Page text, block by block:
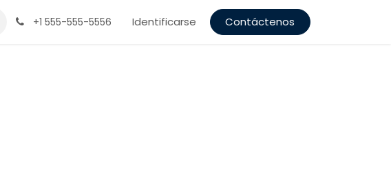
+1 555-555-5556 Identificarse Contáctenos